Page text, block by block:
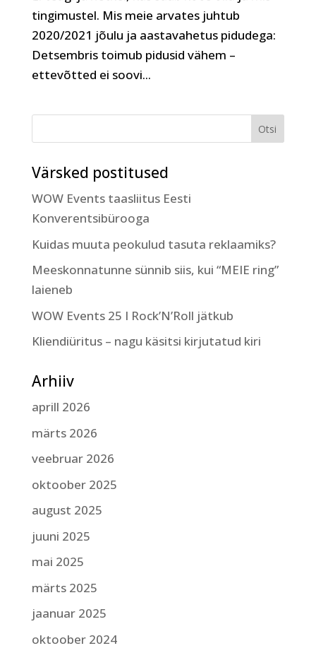
tingimustel. Mis meie arvates juhtub
2020/2021 jõulu ja aastavahetus pidudega:
Detsembris toimub pidusid vähem –
ettevõtted ei soovi...
Värsked postitused
WOW Events taasliitus Eesti
Konverentsibürooga
Kuidas muuta peokulud tasuta reklaamiks?
Meeskonnatunne sünnib siis, kui “MEIE ring”
laieneb
WOW Events 25 I Rock’N’Roll jätkub
Kliendiüritus – nagu käsitsi kirjutatud kiri
Arhiiv
aprill 2026
märts 2026
veebruar 2026
oktoober 2025
august 2025
juuni 2025
mai 2025
märts 2025
jaanuar 2025
oktoober 2024